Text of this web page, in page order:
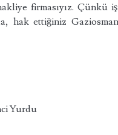
firmasıyız. Çünkü
hak ettiğiniz
Yurdu